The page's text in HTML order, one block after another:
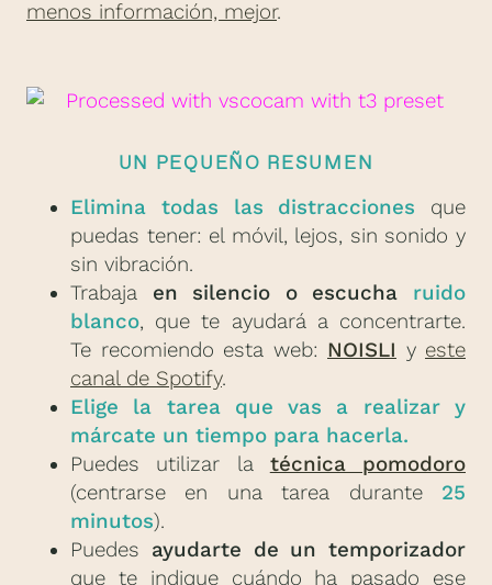
menos información, mejor.
UN PEQUEÑO RESUMEN
Elimina todas las distracciones que
puedas tener: el móvil, lejos, sin sonido y
sin vibración.
Trabaja en silencio o escucha ruido
blanco, que te ayudará a concentrarte.
Te recomiendo esta web: NOISLI y este
canal de Spotify.
Elige la tarea que vas a realizar y
márcate un tiempo para hacerla.
Puedes utilizar la técnica pomodoro
(centrarse en una tarea durante 25
minutos).
Puedes ayudarte de un temporizador
que te indique cuándo ha pasado ese